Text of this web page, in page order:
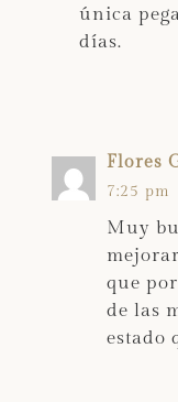
única
días.
Flores
7:25 pm
Muy
que
de las
estado